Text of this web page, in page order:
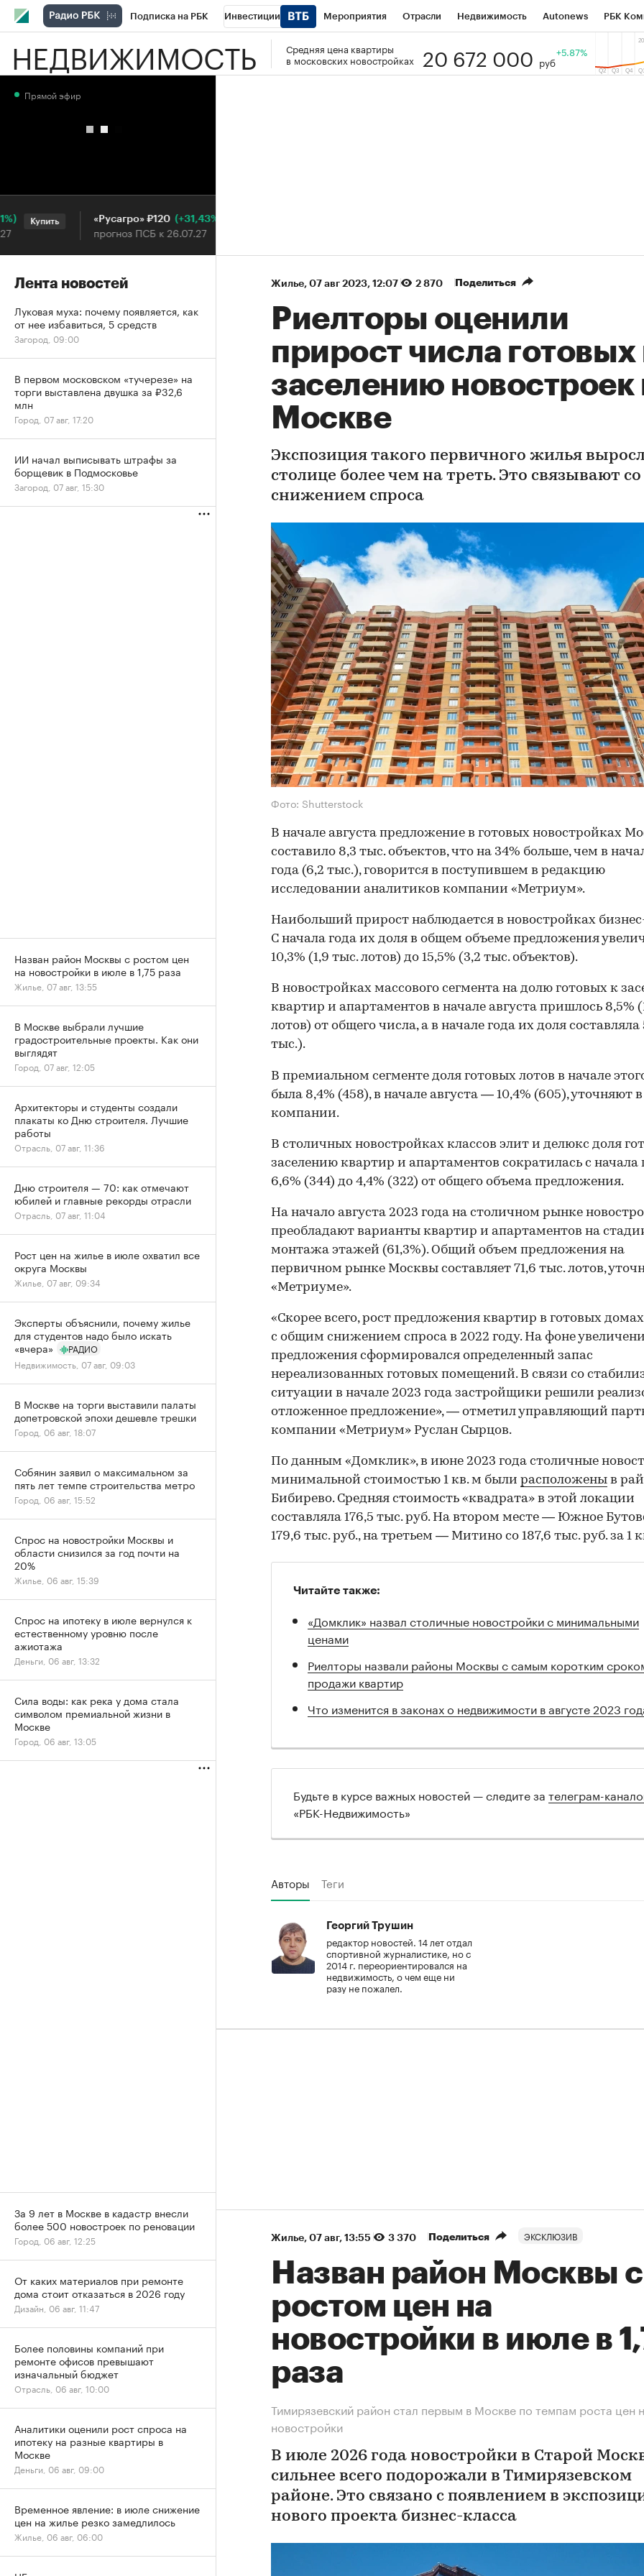
Подписка на РБК Инвестиции Мероприятия Отрасли Недвижимость Autonews РБК
РБК Вино Спорт Школа управления РБК РБК Образование Тренды
НЕДВИЖИМОСТЬ
Средняя цена квартиры
в московских новостройках
20 672 000 руб
+5.87%
Жилье⁠, 07 авг 2023, 12:07 2 870 Поделиться
Риелторы оценили
прирост числа готовых
заселению новостроек
Москве
Экспозиция такого первичного жилья
столице более чем на треть. Это связывают со
снижением спроса
Фото: Shutterstock
В начале августа предложение в готовых новостройках
составило 8,3 тыс. объектов, что на 34% больше, чем в
года (6,2 тыс.), говорится в поступившем в редакцию
исследовании аналитиков компании «Метриум».
Наибольший прирост наблюдается в новостройках
С начала года их доля в общем объеме предложения
10,3% (1,9 тыс. лотов) до 15,5% (3,2 тыс. объектов).
В новостройках массового сегмента на долю готовых к
квартир и апартаментов в начале августа пришлось 8,5%
лотов) от общего числа, а в начале года их доля составляла
тыс.).
00:00
В премиальном сегменте доля готовых лотов в начале
была 8,4% (458), в начале августа — 10,4% (605), уточняют в
компании.
В столичных новостройках классов элит и делюкс доля
заселению квартир и апартаментов сократилась с начала
6,6% (344) до 4,4% (322) от общего объема предложения.
На начало августа 2023 года на столичном рынке
преобладают варианты квартир и апартаментов на
монтажа этажей (61,3%). Общий объем предложения на
первичном рынке Москвы составляет 71,6 тыс. лотов,
«Метриуме».
«Скорее всего, рост предложения квартир в готовых
с общим снижением спроса в 2022 году. На фоне
предложения сформировался определенный запас
нереализованных готовых помещений. В связи со
ситуации в начале 2023 года застройщики решили
отложенное предложение», — отметил управляющий
компании «Метриум» Руслан Сырцов.
По данным «Домклик», в июне 2023 года столичные
минимальной стоимостью 1 кв. м были расположены в
Бибирево. Средняя стоимость «квадрата» в этой локации
составляла 176,5 тыс. руб. На втором месте — Южное
179,6 тыс. руб., на третьем — Митино со 187,6 тыс. руб. за 1
Читайте также:
«Домклик» назвал столичные новостройки с минимальными
ценами
Риелторы назвали районы Москвы с самым коротким
продажи квартир
Что изменится в законах о недвижимости в августе 2023
Будьте в курсе важных новостей — следите за телеграм-
«РБК-Недвижимость»
Авторы Теги
Георгий Трушин
редактор новостей. 14 лет отдал
спортивной журналистике, но с
2014 г. переориентировался на
недвижимость, о чем еще ни
разу не пожалел.
Жилье⁠, 07 авг, 13:55 3 370 Поделиться ЭКСКЛЮЗИВ
Назван район Москвы с
ростом цен на
новостройки в июле в
раза
Тимирязевский район стал первым в Москве по темпам роста цен
новостройки
В июле 2026 года новостройки в Старой
сильнее всего подорожали в Тимирязевском
районе. Это связано с появлением в
нового проекта бизнес-класса
Прямой эфир
Купить «Русагро» ₽120 (+31,43%)
прогноз ПСБ к 26.07.27
Лента новостей
Луковая муха: почему появляется, как
от нее избавиться, 5 средств
Загород, 09:00
В первом московском «тучерезе» на
торги выставлена двушка за ₽32,6
млн
Город, 07 авг, 17:20
ИИ начал выписывать штрафы за
борщевик в Подмосковье
Загород, 07 авг, 15:30
Назван район Москвы с ростом цен
на новостройки в июле в 1,75 раза
Жилье, 07 авг, 13:55
В Москве выбрали лучшие
градостроительные проекты. Как они
выглядят
Город, 07 авг, 12:05
Архитекторы и студенты создали
плакаты ко Дню строителя. Лучшие
работы
Отрасль, 07 авг, 11:36
Дню строителя — 70: как отмечают
юбилей и главные рекорды отрасли
Отрасль, 07 авг, 11:04
Рост цен на жилье в июле охватил все
округа Москвы
Жилье, 07 авг, 09:34
Эксперты объяснили, почему жилье
для студентов надо было искать
«вчера»
РАДИО
Недвижимость, 07 авг, 09:03
В Москве на торги выставили палаты
допетровской эпохи дешевле трешки
Город, 06 авг, 18:07
Собянин заявил о максимальном за
пять лет темпе строительства метро
Город, 06 авг, 15:52
Спрос на новостройки Москвы и
области снизился за год почти на
20%
Жилье, 06 авг, 15:39
Спрос на ипотеку в июле вернулся к
естественному уровню после
ажиотажа
Деньги, 06 авг, 13:32
Сила воды: как река у дома стала
символом премиальной жизни в
Москве
Город, 06 авг, 13:05
За 9 лет в Москве в кадастр внесли
более 500 новостроек по реновации
Город, 06 авг, 12:25
От каких материалов при ремонте
дома стоит отказаться в 2026 году
Дизайн, 06 авг, 11:47
Более половины компаний при
ремонте офисов превышают
изначальный бюджет
Отрасль, 06 авг, 10:00
Аналитики оценили рост спроса на
ипотеку на разные квартиры в
Москве
Деньги, 06 авг, 09:00
Временное явление: в июле снижение
цен на жилье резко замедлилось
Жилье, 06 авг, 06:00